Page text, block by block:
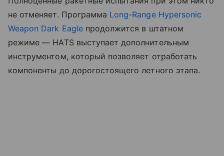
не отменяет. Программа Long-Range Hypersonic
Weapon Dark Eagleпродолжится в штатном
режиме — HATS выступает дополнительным
инструментом, который позволяет отработать
компоненты до дорогостоящего летного этапа.